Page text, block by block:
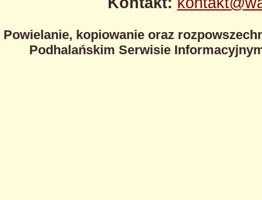
Powielanie, kopiowanie oraz
Podhalańskim Serwisie